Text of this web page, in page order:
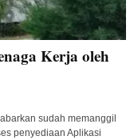
Kerja oleh
sudah memanggil
penyediaan Aplikasi